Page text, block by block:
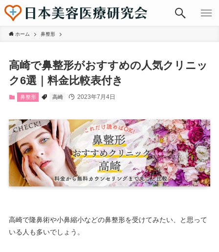
ホーム 鼻整形
高崎で鼻整形がおすすめの人気クリニッ
ク6選｜料金比較表付き
鼻整形 高崎 2023年7月4日
高崎で隆鼻術や小鼻縮小などの鼻整形を受けてみたい、と思って
いる人も多いでしょう。